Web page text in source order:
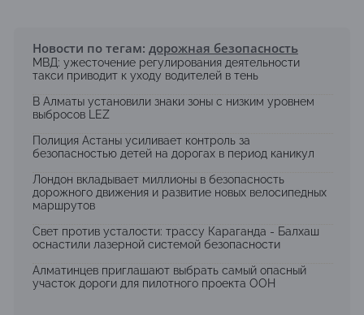
Новости по тегам: дорожная безопасность
МВД: ужесточение регулирования деятельности
такси приводит к уходу водителей в тень
В Алматы установили знаки зоны с низким уровнем
выбросов LEZ
Полиция Астаны усиливает контроль за
безопасностью детей на дорогах в период каникул
Лондон вкладывает миллионы в безопасность
дорожного движения и развитие новых велосипедных
маршрутов
Свет против усталости: трассу Караганда - Балхаш
оснастили лазерной системой безопасности
Алматинцев приглашают выбрать самый опасный
участок дороги для пилотного проекта ООН